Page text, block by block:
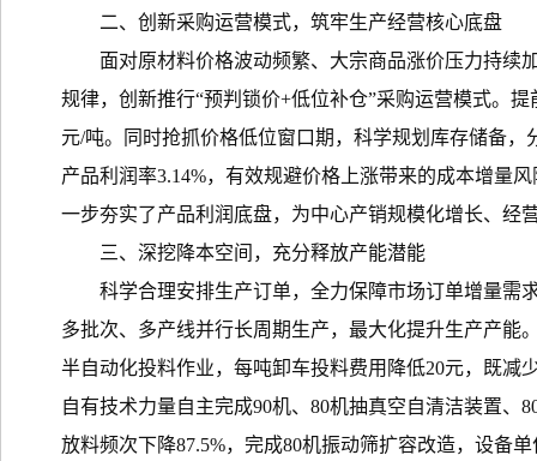
二、创新采购运营模式，筑牢生产经营核心底盘
面对原材料价格波动频繁、大宗商品涨价压力持续
规律，创新推行“预判锁价+低位补仓”采购运营模式。
元/吨。同时抢抓价格低位窗口期，科学规划库存储备
产品利润率3.14%，有效规避价格上涨带来的成本增量
一步夯实了产品利润底盘，为中心产销规模化增长、经
三、深挖降本空间，充分释放产能潜能
科学合理安排生产订单，全力保障市场订单增量需
多批次、多产线并行长周期生产，最大化提升生产产能
半自动化投料作业，每吨卸车投料费用降低20元，既减
自有技术力量自主完成90机、80机抽真空自清洁装置、
放料频次下降87.5%，完成80机振动筛扩容改造，设备